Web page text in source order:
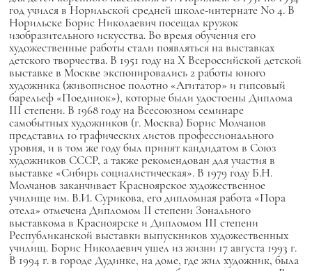
год учился в Норильской средней школе-интернате No 4. В
Норильске Борис Николаевич посещал кружок
изобразительного искусства. Во время обучения его
художественные работы стали появляться на выставках
детского творчества. В 1951 году на Х Всероссийской детской
выставке в Москве экспонировались 2 работы юного
художника (живописное полотно «Агитатор» и гипсовый
барельеф «Поединок»), которые были удостоены Диплома
III степени. В 1968 году на Всесоюзном семинаре
самобытных художников (г. Москва) Борис Молчанов
представил 10 графических листов профессионального
уровня, и в том же году был принят кандидатом в Союз
художников СССР, а также рекомендован для участия в
выставке «Сибирь социалистическая». В 1979 году Б.Н.
Молчанов заканчивает Красноярское художественное
училище им. В.И. Сурикова, его дипломная работа «Пора
отела» отмечена Дипломом II степени Зонального
выставкома в Красноярске и Дипломом III степени
Республиканской выставки выпускников художественных
училищ. Борис Николаевич ушел из жизни 17 августа 1993 г.
В 1994 г. в городе Дудинке, на доме, где жил художник, была